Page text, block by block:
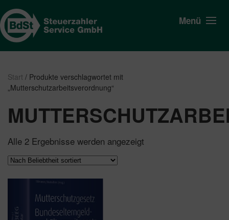
Menü
Start / Produkte verschlagwortet mit
„Mutterschutzarbeitsverordnung“
Alle 2 Ergebnisse werden angezeigt